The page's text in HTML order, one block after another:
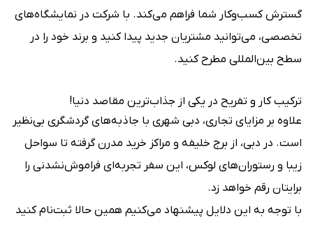
گسترش کسب‌وکار شما فراهم می‌کند. با شرکت در نمایشگاه‌های
تخصصی، می‌توانید مشتریان جدید پیدا کنید و برند خود را در
سطح بین‌المللی مطرح کنید.
ترکیب کار و تفریح در یکی از جذاب‌ترین مقاصد دنیا!
علاوه بر مزایای تجاری، دبی شهری با جاذبه‌های گردشگری بی‌نظیر
است. در دبی، از برج خلیفه و مراکز خرید مدرن گرفته تا سواحل
زیبا و رستوران‌های لوکس، این سفر تجربه‌ای فراموش‌نشدنی را
برایتان رقم خواهد زد.
با توجه به این دلایل پیشنهاد می‌کنیم همین حالا ثبت‌نام کنید